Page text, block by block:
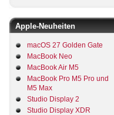
Apple-Neuheiten
macOS 27 Golden Gate
MacBook Neo
MacBook Air M5
MacBook Pro M5 Pro und
M5 Max
Studio Display 2
Studio Display XDR